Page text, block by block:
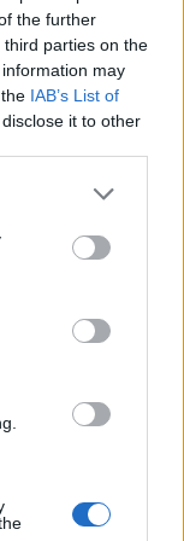
the further
parties on the
may
IAB’s List of
it to other
1,5 litara i
biti obilni i